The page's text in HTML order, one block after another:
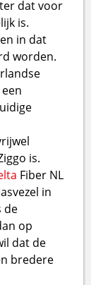
dat voor
is.
in dat
worden.
is.
Fiber NL
in
de
op
dat de
bredere